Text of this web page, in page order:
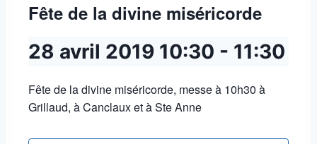
Fête de la divine miséricorde
28 avril 2019 10:30 - 11:30
Fête de la divine miséricorde, messe à 10h30 à
Grillaud, à Canclaux et à Ste Anne